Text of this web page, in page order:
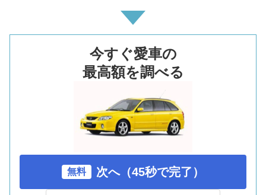
今すぐ愛車の
最高額を調べる
無料 次へ（45秒で完了）